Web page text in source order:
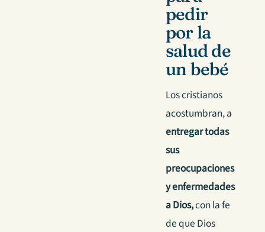
pedir
por la
salud de
un bebé
Los cristianos
acostumbran, a
entregar todas
sus
preocupaciones
y enfermedades
a Dios,con la fe
de que Dios